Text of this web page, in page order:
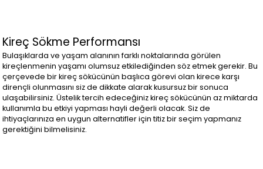
Kireç Sökme Performansı
Bulaşıklarda ve yaşam alanının farklı noktalarında görülen
kireçlenmenin yaşamı olumsuz etkilediğinden söz etmek gerekir. Bu
çerçevede bir kireç sökücünün başlıca görevi olan kirece karşı
dirençli olunmasını siz de dikkate alarak kusursuz bir sonuca
ulaşabilirsiniz. Üstelik tercih edeceğiniz kireç sökücünün az miktarda
kullanımla bu etkiyi yapması hayli değerli olacak. Siz de
ihtiyaçlarınıza en uygun alternatifler için titiz bir seçim yapmanız
gerektiğini bilmelisiniz.